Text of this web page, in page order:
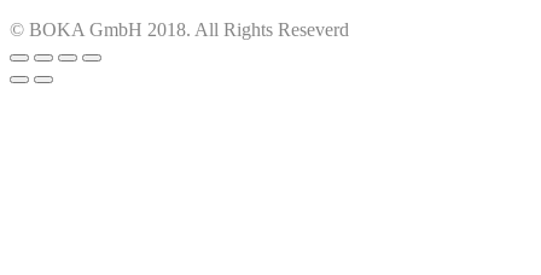
© BOKA GmbH 2018. All Rights Reseverd